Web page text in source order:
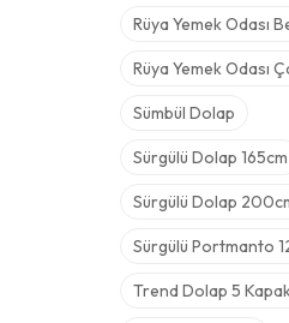
Rüya Yemek Odası
Rüya Yemek Odası
Sümbül Dolap
Sürgülü Dolap 165cm
Sürgülü Dolap
Sürgülü Portmanto
Trend Dolap 5